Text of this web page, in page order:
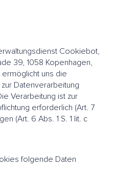
Cookiebot,
39, 1058 Kopenhagen,
uns die
Datenverarbeitung
Verarbeitung ist zur
erforderlich (Art. 7
(Art. 6 Abs. 1 S. 1 lit. c
folgende Daten